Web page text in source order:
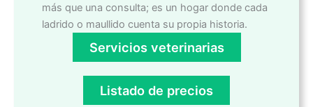
más que una consulta; es un hogar donde cada
ladrido o maullido cuenta su propia historia.
Servicios veterinarias
Listado de precios